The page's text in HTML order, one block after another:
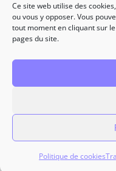
Ce site web utilise des
ou vous y opposer. Vous
tout moment en cliquant sur
pages du site.
Politique de cookies
Informations légales
Accès à vos données
Politique de cookies
2026